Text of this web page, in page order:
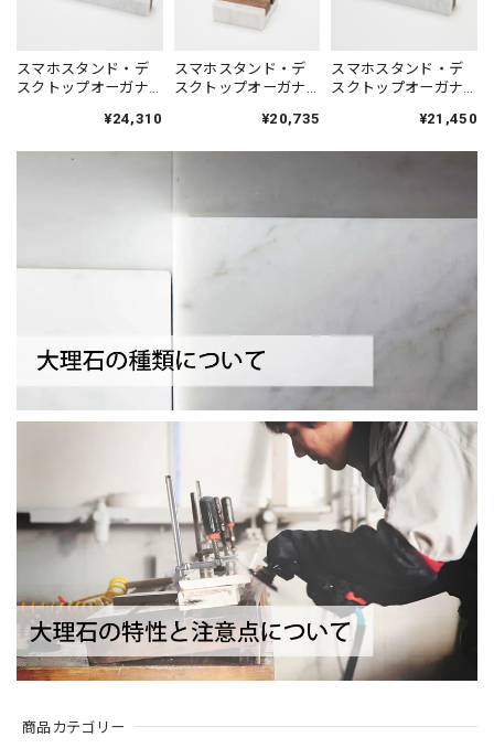
商品カテゴリー
スマホスタンド・デ
スクトップオーガナ
ラインL｜イタリア産
¥24,310
スマホスタンド・デ
スクトップオーガナ
スタンド｜イタリア
¥20,735
スマホスタンド・デ
スクトップオーガナ
ラインM｜イタリア産
¥21,450